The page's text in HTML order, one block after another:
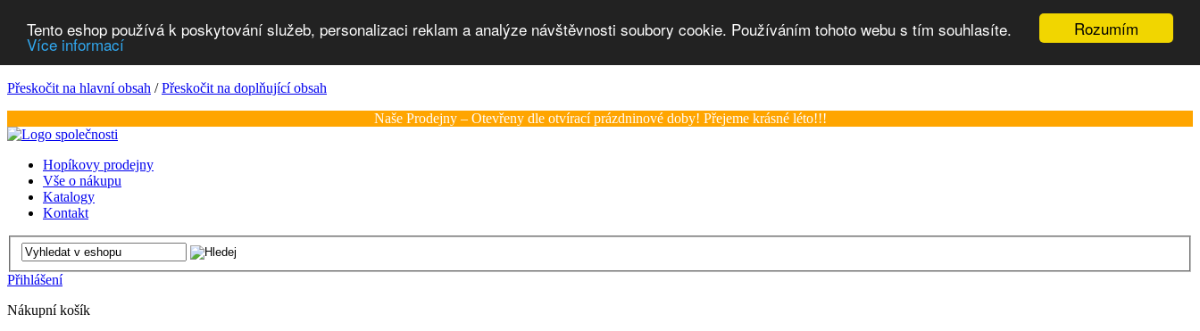
Rozumím
Tento eshop používá k poskytování služeb, personalizaci reklam a analýze návštěvnosti soubory cookie. Používáním tohoto webu s tím souhlasíte.
Více informací
Přeskočit na hlavní obsah /Přeskočit na doplňující obsah
Naše Prodejny – Otevřeny dle otvírací prázdninové doby! Přejeme krásné léto!!!
Hopíkovy prodejny
Vše o nákupu
Katalogy
Kontakt
Přihlášení
Nákupní košík